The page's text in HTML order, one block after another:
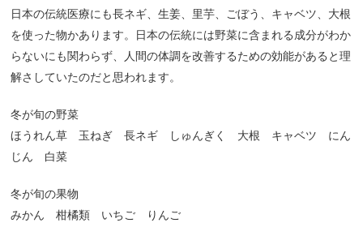
日本の伝統医療にも長ネギ、生姜、里芋、ごぼう、キャベツ、大根
を使った物かあります。日本の伝統には野菜に含まれる成分がわか
らないにも関わらず、人間の体調を改善するための効能があると理
解さしていたのだと思われます。
冬が旬の野菜
ほうれん草 玉ねぎ 長ネギ しゅんぎく 大根 キャベツ にん
じん 白菜
冬が旬の果物
みかん 柑橘類 いちご りんご